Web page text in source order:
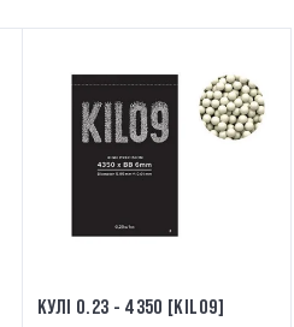
КУЛІ 0.23 - 4350 [KILO9]